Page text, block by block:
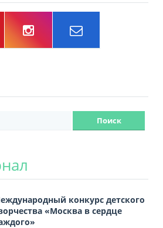
конкурс детского
«Москва в сердце